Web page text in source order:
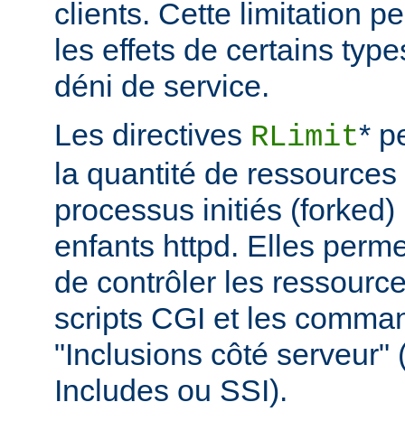
clients. Cette limitation
les effets de certains
déni de service.
Les directives RLimit*
la quantité de
processus initiés
enfants httpd. Elles
de contrôler les
scripts CGI et les
"Inclusions côté serveur"
Includes ou SSI).